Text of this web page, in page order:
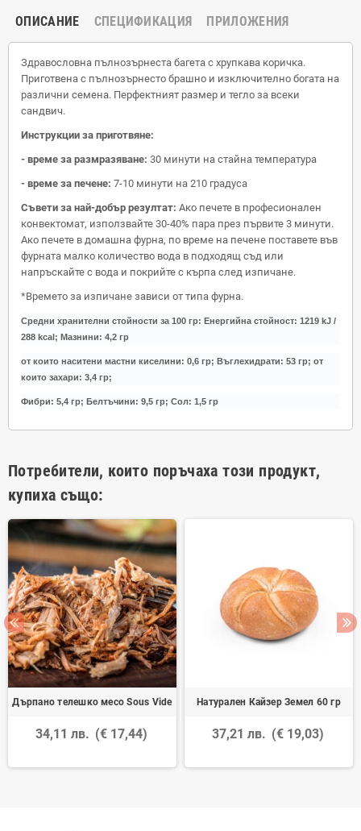
ОПИСАНИЕ СПЕЦИФИКАЦИЯ ПРИЛОЖЕНИЯ
Здравословна пълнозърнеста багета с хрупкава коричка.
Приготвена с пълнозърнесто брашно и изключително богата на
различни семена. Перфектният размер и тегло за всеки
сандвич.
Инструкции за приготвяне:
- време за размразяване: 30 минути на стайна температура
- време за печене: 7-10 минути на 210 градуса
Съвети за най-добър резултат: Ако печете в професионален
конвектомат, използвайте 30-40% пара през първите 3 минути.
Ако печете в домашна фурна, по време на печене поставете във
фурната малко количество вода в подходящ съд или
напръскайте с вода и покрийте с кърпа след изпичане.
*Времето за изпичане зависи от типа фурна.
Средни хранителни стойности за 100 гр: Енергийна стойност: 1219 kJ /
288 kcal; Мазнини: 4,2 гр
от които наситени мастни киселини: 0,6 гр; Въглехидрати: 53 гр; от
които захари: 3,4 гр;
Фибри: 5,4 гр; Белтъчини: 9,5 гр; Сол: 1,5 гр
Потребители, които поръчаха този продукт,
купиха също:
Дърпано телешко месо Sous Vide
34,11 лв. (€ 17,44)
Натурален Кайзер Земел 60 гр
37,21 лв. (€ 19,03)